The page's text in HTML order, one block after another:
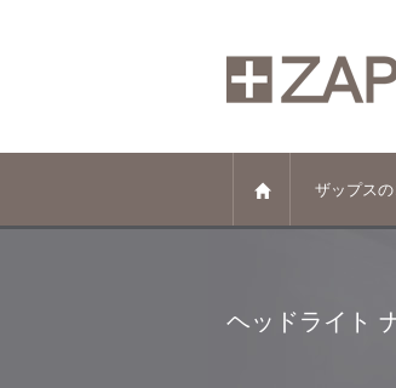
ザップス
ヘッドライト